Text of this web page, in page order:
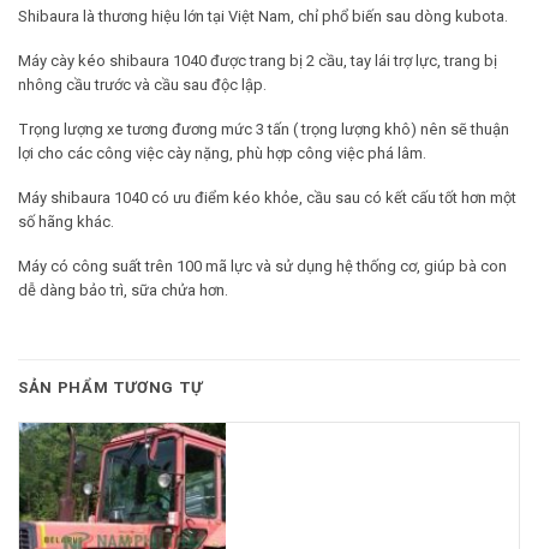
Shibaura là thương hiệu lớn tại Việt Nam, chỉ phổ biến sau dòng kubota.
Máy cày kéo shibaura 1040 được trang bị 2 cầu, tay lái trợ lực, trang bị
nhông cầu trước và cầu sau độc lập.
Trọng lượng xe tương đương mức 3 tấn ( trọng lượng khô) nên sẽ thuận
lợi cho các công việc cày nặng, phù hợp công việc phá lâm.
Máy shibaura 1040 có ưu điểm kéo khỏe, cầu sau có kết cấu tốt hơn một
số hãng khác.
Máy có công suất trên 100 mã lực và sử dụng hệ thống cơ, giúp bà con
dễ dàng bảo trì, sữa chửa hơn.
SẢN PHẨM TƯƠNG TỰ